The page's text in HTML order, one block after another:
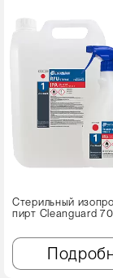
Стерильный
пирт Cleanguard